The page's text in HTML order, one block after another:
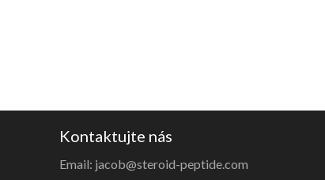
Kontaktujte nás
Email: jacob@steroid-peptide.com